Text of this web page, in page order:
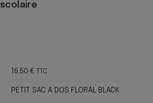
scolaire
16.50 € TTC
PETIT SAC A DOS FLORAL BLACK